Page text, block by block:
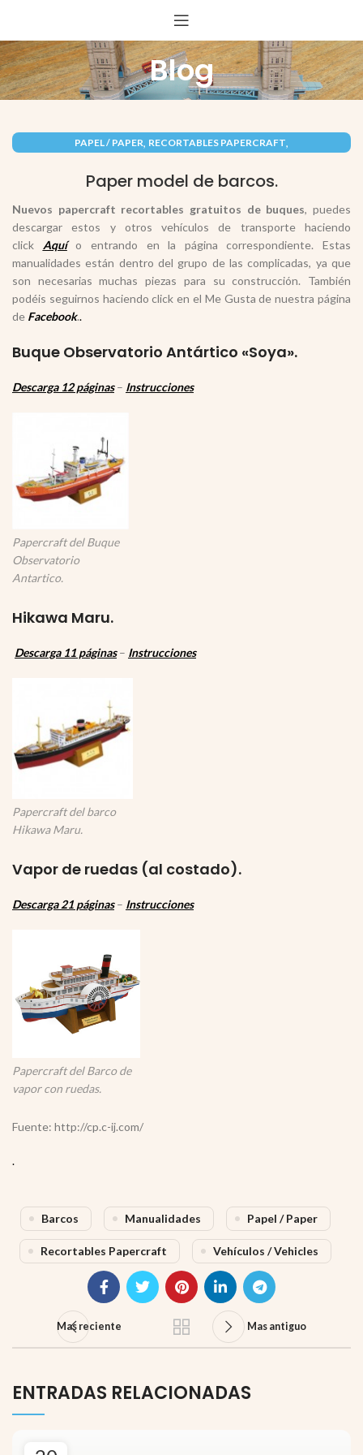
Blog
PAPEL / PAPER, RECORTABLES PAPERCRAFT,
Paper model de barcos.
Nuevos papercraft recortables gratuitos de buques, puedes
descargar estos y otros vehículos de transporte haciendo
click Aquío entrando en la página correspondiente. Estas
manualidades están dentro del grupo de las complicadas, ya que
son necesarias muchas piezas para su construcción. También
podéis seguirnos haciendo click en el Me Gusta de nuestra página
de Facebook..
Buque Observatorio Antártico «Soya».
Descarga 12 páginas– Instrucciones
Papercraft del Buque
Observatorio
Antartico.
Hikawa Maru.
Descarga 11 páginas– Instrucciones
Papercraft del barco
Hikawa Maru.
Vapor de ruedas (al costado).
Descarga 21 páginas– Instrucciones
Papercraft del Barco de
vapor con ruedas.
Fuente: http://cp.c-ij.com/
.
Barcos Manualidades Papel / Paper
Recortables Papercraft Vehículos / Vehicles
Mas reciente Mas antiguo
ENTRADAS RELACIONADAS